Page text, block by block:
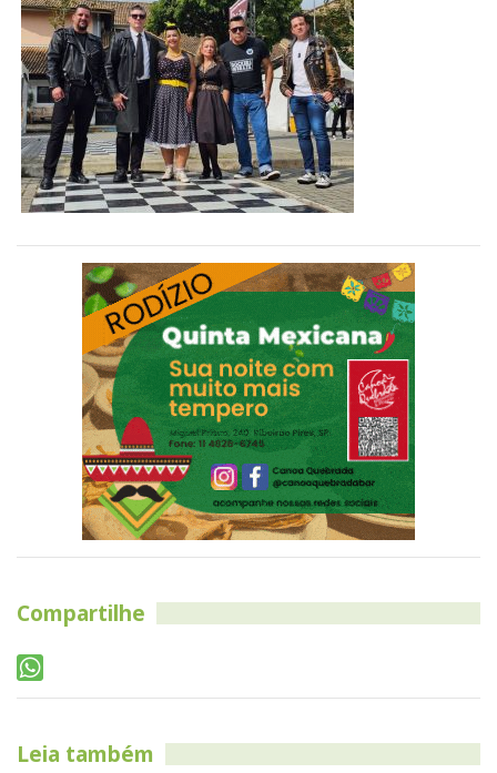
Compartilhe
Leia também